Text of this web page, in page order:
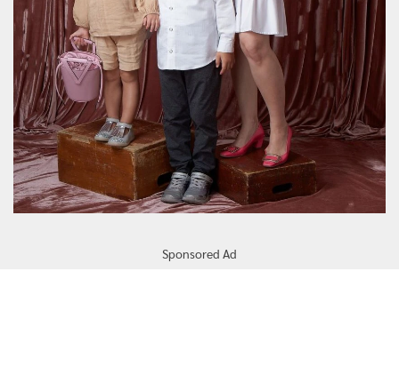
Sponsored Ad